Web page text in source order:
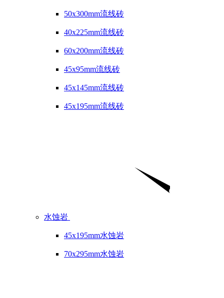
50x300mm流线砖
40x225mm流线砖
60x200mm流线砖
45x95mm流线砖
45x145mm流线砖
45x195mm流线砖
水蚀岩
45x195mm水蚀岩
70x295mm水蚀岩